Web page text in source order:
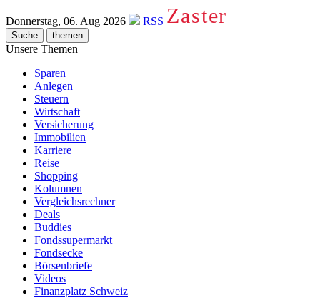
Donnerstag, 06. Aug 2026 RSS Zaster
Suche themen
Unsere Themen
Sparen
Anlegen
Steuern
Wirtschaft
Versicherung
Immobilien
Karriere
Reise
Shopping
Kolumnen
Vergleichsrechner
Deals
Buddies
Fondssupermarkt
Fondsecke
Börsenbriefe
Videos
Finanzplatz Schweiz